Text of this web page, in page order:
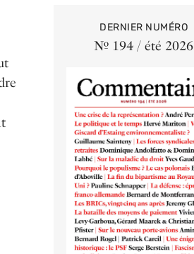
DERNIER NUMÉRO
Nº 194 / été 2026